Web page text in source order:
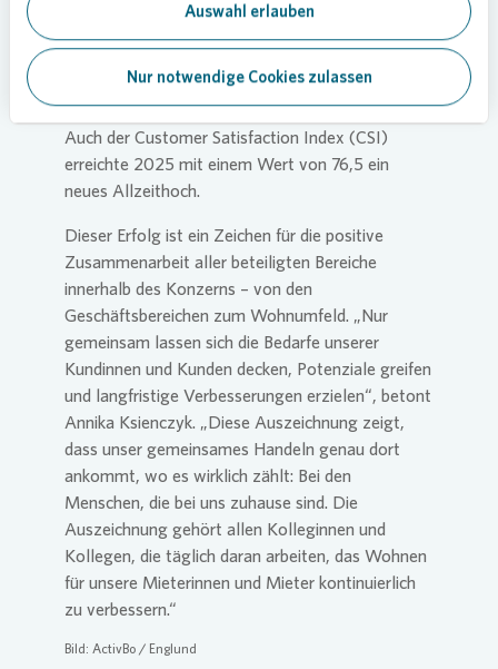
Auswahl erlauben
Nur notwendige Cookies zulassen
baulichen und technischen Zustand der
Wohnungen (+4,0 Prozentpunkte) sowie beim
Zustand der Spielplätze (+3,8 Prozentpunkte).
Auch der Customer Satisfaction Index (CSI)
erreichte 2025 mit einem Wert von 76,5 ein
neues Allzeithoch.
Dieser Erfolg ist ein Zeichen für die positive
Zusammenarbeit aller beteiligten Bereiche
innerhalb des Konzerns – von den
Geschäftsbereichen zum Wohnumfeld. „Nur
gemeinsam lassen sich die Bedarfe unserer
Kundinnen und Kunden decken, Potenziale greifen
und langfristige Verbesserungen erzielen“, betont
Annika Ksienczyk. „Diese Auszeichnung zeigt,
dass unser gemeinsames Handeln genau dort
ankommt, wo es wirklich zählt: Bei den
Menschen, die bei uns zuhause sind. Die
Auszeichnung gehört allen Kolleginnen und
Kollegen, die täglich daran arbeiten, das Wohnen
für unsere Mieterinnen und Mieter kontinuierlich
zu verbessern.“
Bild: ActivBo / Englund